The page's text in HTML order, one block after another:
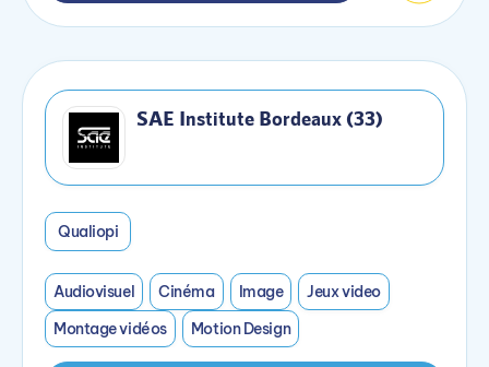
SAE Institute Bordeaux (33)
Qualiopi
Audiovisuel Cinéma Image
Jeux video
Montage vidéos
Motion Design